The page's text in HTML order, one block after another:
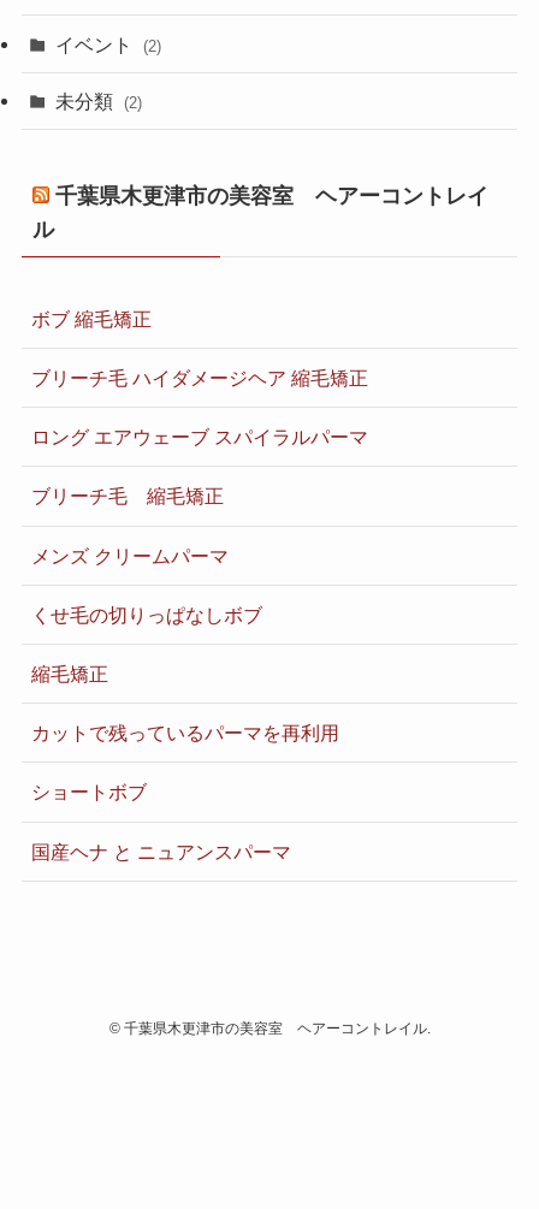
イベント (2)
未分類 (2)
千葉県木更津市の美容室 ヘアーコントレイ
ル
ボブ 縮毛矯正
ブリーチ毛 ハイダメージヘア 縮毛矯正
ロング エアウェーブ スパイラルパーマ
ブリーチ毛 縮毛矯正
メンズ クリームパーマ
くせ毛の切りっぱなしボブ
縮毛矯正
カットで残っているパーマを再利用
ショートボブ
国産ヘナ と ニュアンスパーマ
©千葉県木更津市の美容室 ヘアーコントレイル.